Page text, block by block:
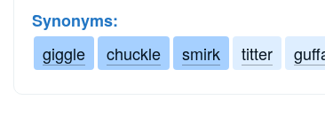
Synonyms:
giggle
chuckle smirk titter